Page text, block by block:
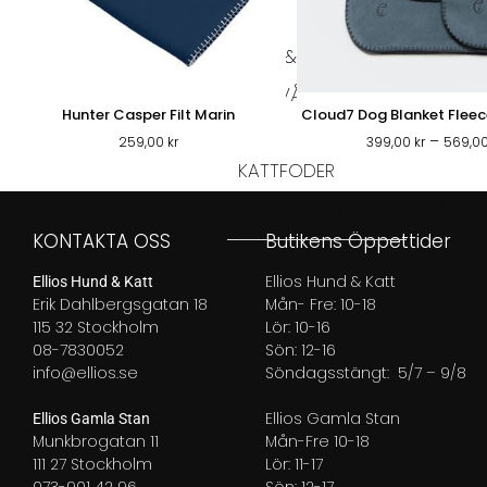
PÄLS & VÅRD
PÄLSVÅRD
KATTFODER
Hunter Casper Filt Marin
259,00 kr
Cloud7 Dog Blanket
399,00 kr – 569,00
KONTAKTA OSS
Ellios Hund & Katt
Erik Dahlbergsgatan 18
115 32 Stockholm
08-7830052
info@ellios.se
Ellios Gamla Stan
Munkbrogatan 11
111 27 Stockholm
Butikens Öppettider
Ellios Hund & Katt
Mån- Fre: 10-18
Lör: 10-16
Sön: 12-16
Söndagsstängt: 5/7 – 9/8
Ellios Gamla Stan
Mån-Fre 10-18
Lör: 11-17